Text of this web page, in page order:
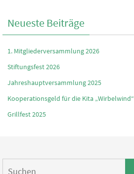
Neueste Beiträge
1. Mitgliederversammlung 2026
Stiftungsfest 2026
Jahreshauptversammlung 2025
Kooperationsgeld für die Kita „Wirbelwind“
Grillfest 2025